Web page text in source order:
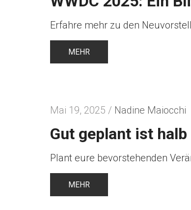
Erfahre mehr zu den
MEHR
Mai 19, 2025 / Nadine Maiocchi
Gut geplant ist
Plant eure bevorstehenden
MEHR